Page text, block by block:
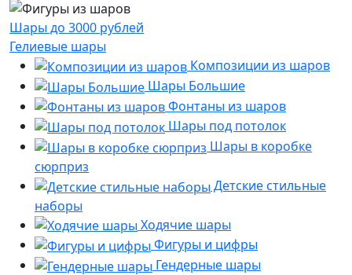
Шары до 3000 рублей
Гелиевые шары
Композиции из шаров
Шары Большие
Фонтаны из шаров
Шары под потолок
Шары в коробке
сюрприз
Детские стильные
наборы
Ходячие шары
Фигуры и цифры
Гендерные шары